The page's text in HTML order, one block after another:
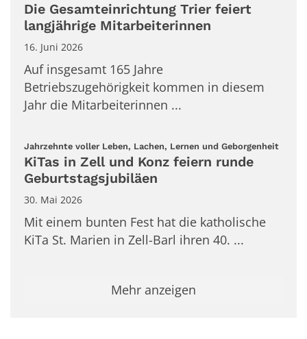
Die Gesamteinrichtung Trier feiert
langjährige Mitarbeiterinnen
16. Juni 2026
Auf insgesamt 165 Jahre
Betriebszugehörigkeit kommen in diesem
Jahr die Mitarbeiterinnen ...
Jahrzehnte voller Leben, Lachen, Lernen und Geborgenheit:
KiTas in Zell und Konz feiern runde
Geburtstagsjubiläen
30. Mai 2026
Mit einem bunten Fest hat die katholische
KiTa St. Marien in Zell-Barl ihren 40. ...
Mehr anzeigen